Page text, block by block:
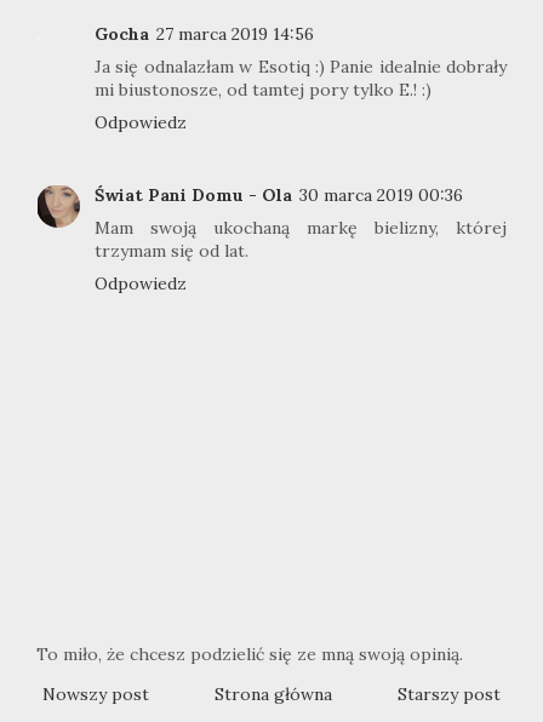
Gocha 27 marca 2019 14:56
Ja się odnalazłam w Esotiq :) Panie idealnie dobrały
mi biustonosze, od tamtej pory tylko E.! :)
Odpowiedz
Świat Pani Domu - Ola 30 marca 2019 00:36
Mam swoją ukochaną markę bielizny, której
trzymam się od lat.
Odpowiedz
To miło, że chcesz podzielić się ze mną swoją opinią.
Nowszy post
Starszy post
Strona główna